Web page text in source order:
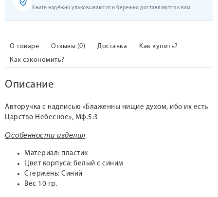
Книги надёжно упаковываются и бережно доставляются к вам.
О товаре Отзывы (0) Доставка
Как купить?
Как сэкономить?
Описание
Авторучка с надписью «Блаженны нищие духом, ибо их есть
Царство Небесное», Мф.5:3
Особенности изделия
Материал: пластик
Цвет корпуса: белый с синим
Стержень: Синий
Вес 10 гр.